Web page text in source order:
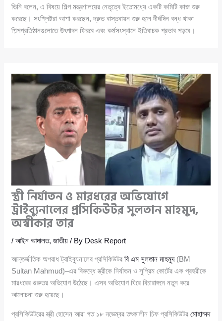
তিনি বলেন, এ বিষয়ে শিল্প মন্ত্রণালয়ের নেতৃত্বে ইতোমধ্যে একটি কমিটি কাজ শুরু
করেছে। সংশ্লিষ্টরা আশা করছেন, দ্রুত বাস্তবায়ন শুরু হলে দীর্ঘদিন বন্ধ থাকা
শিল্পপ্রতিষ্ঠানগুলোতে উৎপাদন ফিরবে এবং কর্মসংস্থানে ইতিবাচক প্রভাব পড়বে।
স্ত্রী নির্যাতন ও মারধরের অভিযোগে
ট্রাইব্যুনালের প্রসিকিউটর সুলতান মাহমুদ,
অস্বীকার তার
/আইন আদালত,জাতীয় / By Desk Report
আন্তর্জাতিক অপরাধ ট্রাইব্যুনালের প্রসিকিউটরবি এম সুলতান মাহমুদ(BM
Sultan Mahmud)–এর বিরুদ্ধে স্ত্রীকে নির্যাতন ও সুপ্রিম কোর্টের এক প্রহরীকে
মারধরের গুরুতর অভিযোগ উঠেছে। এসব অভিযোগ ঘিরে বিচারাঙ্গনে নতুন করে
আলোচনা শুরু হয়েছে।
প্রসিকিউটরের স্ত্রী হোসেন আরা গত ১৮ নভেম্বর তৎকালীন চিফ প্রসিকিউটরমোহাম্মদ